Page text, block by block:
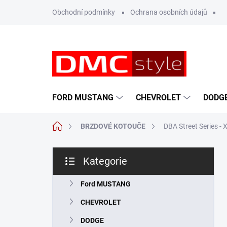
Obchodní podmínky Ochrana osobních údajů
FORD MUSTANG CHEVROLET
Domů BRZDOVÉ KOTOUČE DBA Street Series -
s
kategorie
Kategorie
Ford MUSTANG
CHEVROLET
DODGE